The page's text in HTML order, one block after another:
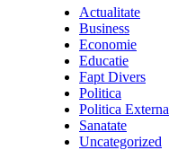
Actualitate
Business
Economie
Educatie
Fapt Divers
Politica
Politica Externa
Sanatate
Uncategorized